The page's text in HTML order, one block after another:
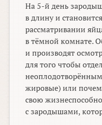
На 5-й день
в длину и
рассматривании
в тёмной комнате.
и производят
для того чтобы
жировые) или
свою
с зародышами,